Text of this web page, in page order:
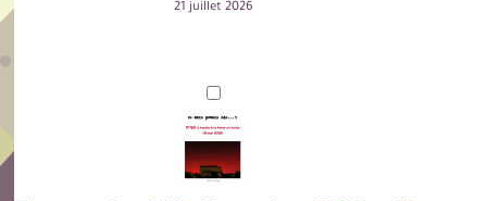
21 juillet 2026